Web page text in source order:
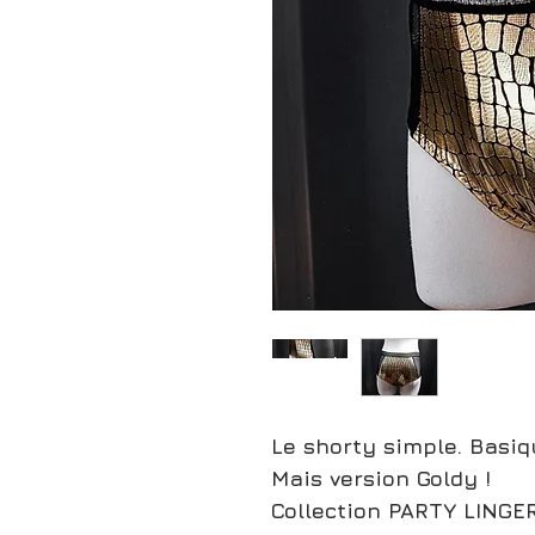
Le shorty simple.
Mais version Goldy !
Collection PARTY